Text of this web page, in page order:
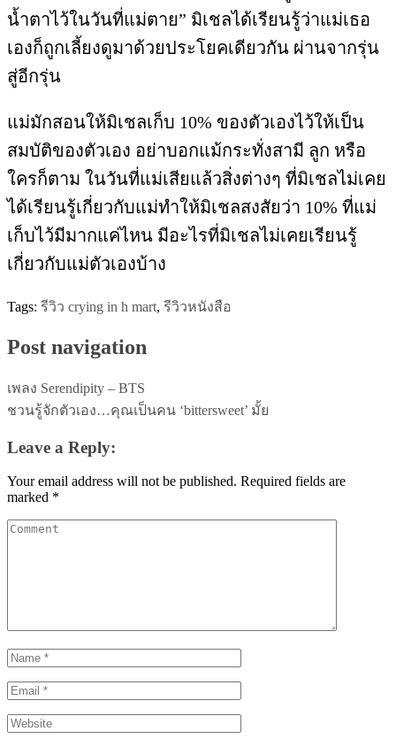
น้ำตาไว้ในวันที่แม่ตาย” มิเชลได้เรียนรู้ว่าแม่เธอ
เองก็ถูกเลี้ยงดูมาด้วยประโยคเดียวกัน ผ่านจากรุ่น
สู่อีกรุ่น
แม่มักสอนให้มิเชลเก็บ 10% ของตัวเองไว้ให้เป็น
สมบัติของตัวเอง อย่าบอกแม้กระทั่งสามี ลูก หรือ
ใครก็ตาม ในวันที่แม่เสียแล้วสิ่งต่างๆ ที่มิเชลไม่เคย
ได้เรียนรู้เกี่ยวกับแม่ทำให้มิเชลสงสัยว่า 10% ที่แม่
เก็บไว้มีมากแค่ไหน มีอะไรที่มิเชลไม่เคยเรียนรู้
เกี่ยวกับแม่ตัวเองบ้าง
Tags: รีวิว crying in h mart, รีวิวหนังสือ
Post navigation
เพลง Serendipity – BTS
ชวนรู้จักตัวเอง…คุณเป็นคน ‘bittersweet’ มั้ย
Leave a Reply:
Your email address will not be published. Required fields are
marked *